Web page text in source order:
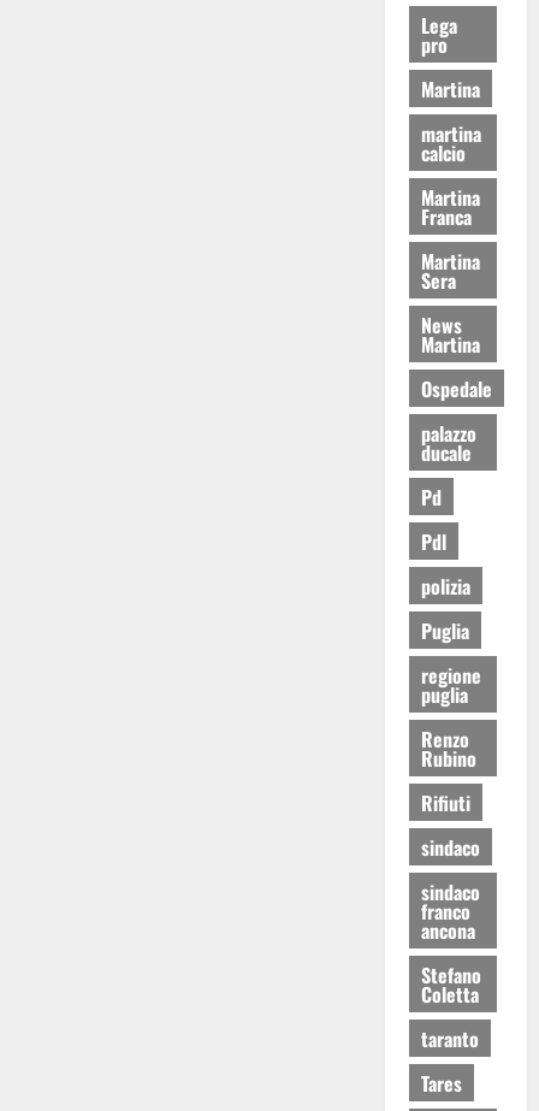
Lega
pro
Martina
martina
calcio
Martina
Franca
Martina
Sera
News
Martina
Ospedale
palazzo
ducale
Pd
Pdl
polizia
Puglia
regione
puglia
Renzo
Rubino
Rifiuti
sindaco
sindaco
franco
ancona
Stefano
Coletta
taranto
Tares